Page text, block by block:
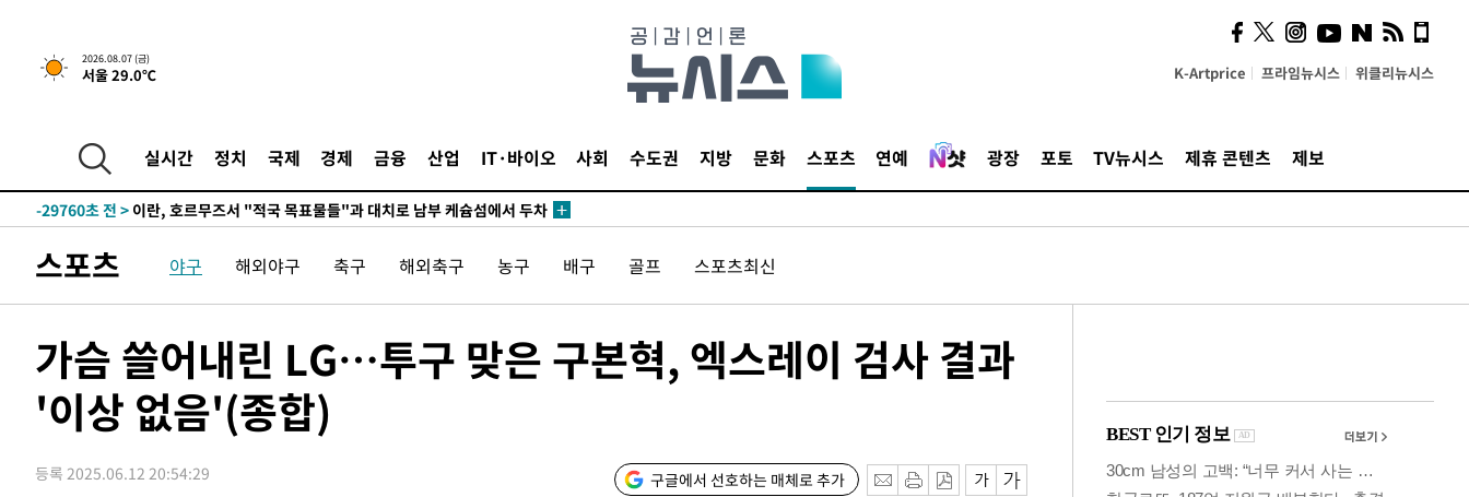
2026.08.07 (금)
서울 29.0℃ K-Artprice 프라임뉴시스 위클리뉴시스
실시간 정치 국제 경제 금융 산업 IT·바이오 사회 수도권 지방 문화 스포츠 연예 광장 포토 TV뉴시스 제휴 콘텐츠 제보
-24346초 전 >
-29760초 전 > 이란, 호르무즈서 "적국 목표물들"과 대치로 남부 케슘섬에서 두차
발효
-26626초 전 >
[속보]트럼프, 美 원정출산 금지 행정명령 서명
-24326초 전 >[속보] 뉴욕증시, 일제 하락 마감…나스닥 0.06%↓
례 큰 폭발음
-28495초 전 >[속보]美, 폴리실리콘 수입 규제…파생제품 15% 관세, 120일 후
-26646초 전 >
[속보]트럼프, 美 원정출산 금지 행정명령 서명
-24346초 전 >
[속보] 뉴욕증시, 일제 하락 마감…나스닥 0.06%↓
스포츠 야구 해외야구 축구 해외축구 농구 배구 골프 스포츠최신
가슴 쓸어내린 LG…투구 맞은 구본혁, 엑스레이 검사 결과
'이상 없음'(종합)
등록 2025.06.12 20:54:29 구글에서 선호하는 매체로 추가
의견, 국토부·LH에 충실히
전달할 것"